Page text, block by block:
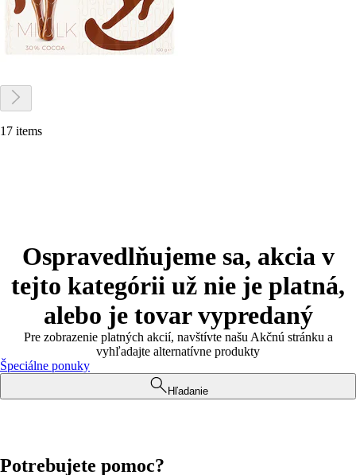
17 items
Ospravedlňujeme sa, akcia v
tejto kategórii už nie je platná,
alebo je tovar vypredaný
Pre zobrazenie platných akcií, navštívte našu Akčnú stránku a
vyhľadajte alternatívne produkty
Špeciálne ponuky
Hľadanie
Potrebujete pomoc?